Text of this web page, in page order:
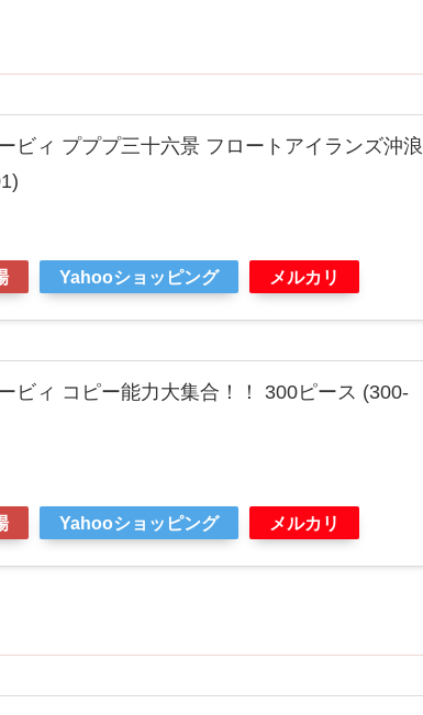
ビィ プププ三十六景 フロートアイランズ沖浪
Yahooショッピング メルカリ
ビィ コピー能力大集合！！ 300ピース (300-
Yahooショッピング メルカリ